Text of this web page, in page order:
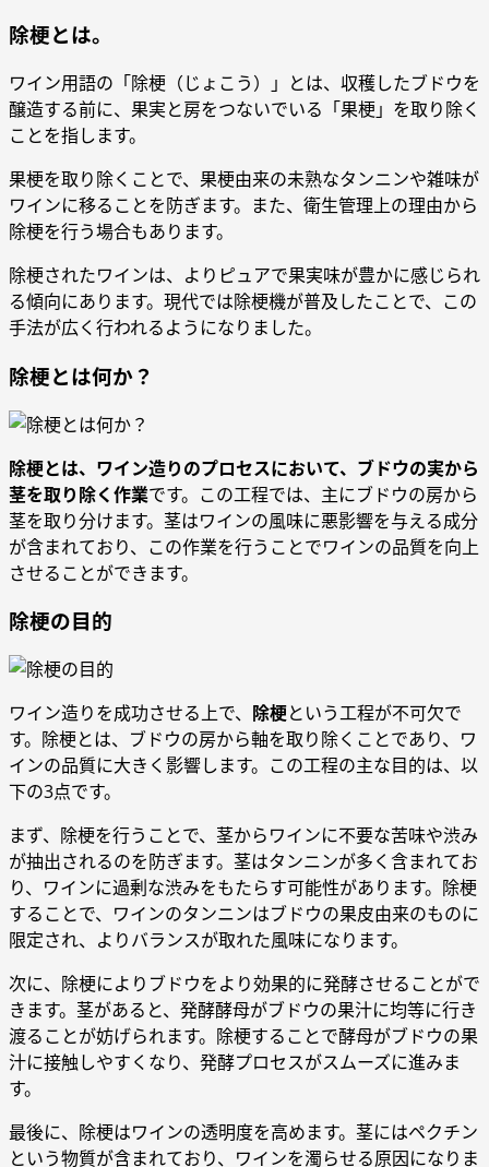
除梗とは。
ワイン用語の「除梗（じょこう）」とは、収穫したブドウを
醸造する前に、果実と房をつないでいる「果梗」を取り除く
ことを指します。
果梗を取り除くことで、果梗由来の未熟なタンニンや雑味が
ワインに移ることを防ぎます。また、衛生管理上の理由から
除梗を行う場合もあります。
除梗されたワインは、よりピュアで果実味が豊かに感じられ
る傾向にあります。現代では除梗機が普及したことで、この
手法が広く行われるようになりました。
除梗とは何か？
除梗とは、ワイン造りのプロセスにおいて、ブドウの実から
茎を取り除く作業です。この工程では、主にブドウの房から
茎を取り分けます。茎はワインの風味に悪影響を与える成分
が含まれており、この作業を行うことでワインの品質を向上
させることができます。
除梗の目的
ワイン造りを成功させる上で、 除梗という工程が不可欠で
す。除梗とは、ブドウの房から軸を取り除くことであり、ワ
インの品質に大きく影響します。この工程の主な目的は、以
下の3点です。
まず、除梗を行うことで、茎からワインに不要な苦味や渋み
が抽出されるのを防ぎます。茎はタンニンが多く含まれてお
り、ワインに過剰な渋みをもたらす可能性があります。除梗
することで、ワインのタンニンはブドウの果皮由来のものに
限定され、よりバランスが取れた風味になります。
次に、除梗によりブドウをより効果的に発酵させることがで
きます。茎があると、発酵酵母がブドウの果汁に均等に行き
渡ることが妨げられます。除梗することで酵母がブドウの果
汁に接触しやすくなり、発酵プロセスがスムーズに進みま
す。
最後に、除梗はワインの透明度を高めます。茎にはペクチン
という物質が含まれており、ワインを濁らせる原因になりま